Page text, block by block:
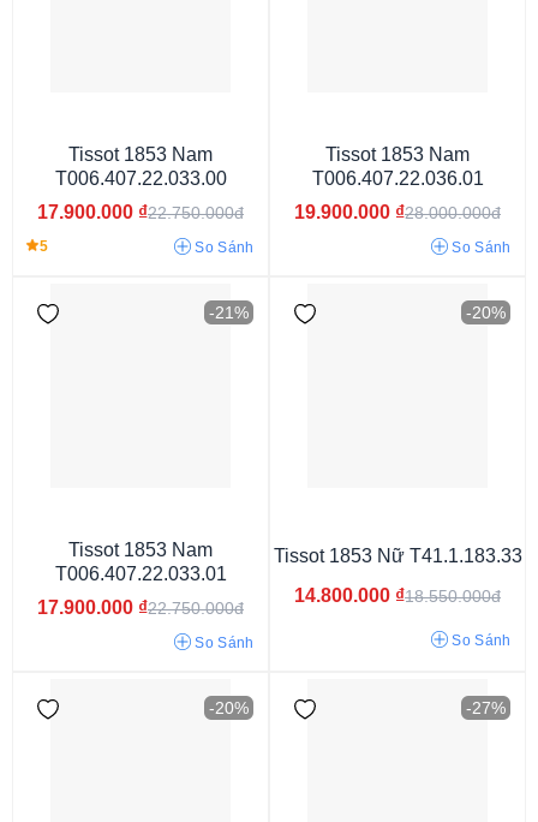
Dây màu trắng Dây phối màu
Tissot 1853 Nam
T006.407.22.033.00
17.900.000 ₫22.750.000đ
5 So Sánh
Tissot 1853 Nam
T006.407.22.036.01
19.900.000 ₫28.000.000đ
So Sánh
-21%
Tissot 1853 Nam
T006.407.22.033.01
17.900.000 ₫22.750.000đ
So Sánh
-20%
Tissot 1853 Nữ T41.1.183.33
14.800.000 ₫18.550.000đ
So Sánh
-20% -27%